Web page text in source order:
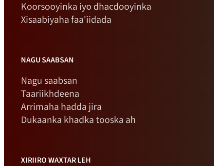
Koorsooyinka iyo dhacdooyinka
Xisaabiyaha faa'iidada
NAGU SAABSAN
Nagu saabsan
Taariikhdeena
Arrimaha hadda jira
Dukaanka khadka tooska ah
XIRIIRO WAXTAR LEH